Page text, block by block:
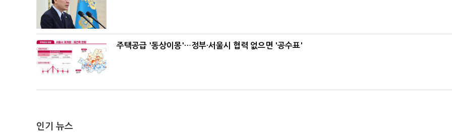
주택공급 '동상이몽'…정부·서울시 협력 없으면 '공수표'
인기 뉴스